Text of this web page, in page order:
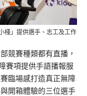
棧」提供選手、志工及工作
競賽種類都有直播，
賽項提供手語播報服
臨場感打造真正無障
開箱體驗的三位選手